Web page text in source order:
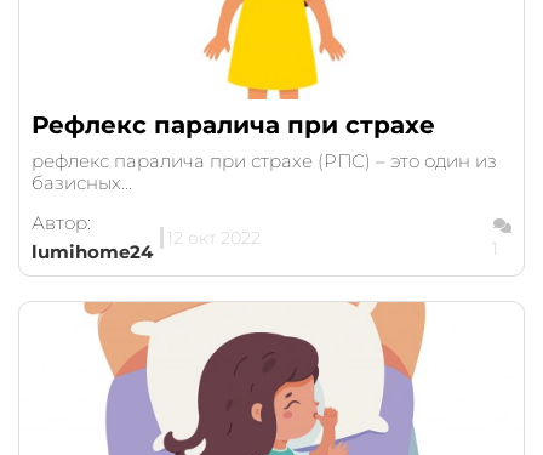
Рефлекс паралича при страхе
рефлекс паралича при страхе (РПС) – это один из
базисных...
Автор:
lumihome24
12 окт 2022
1